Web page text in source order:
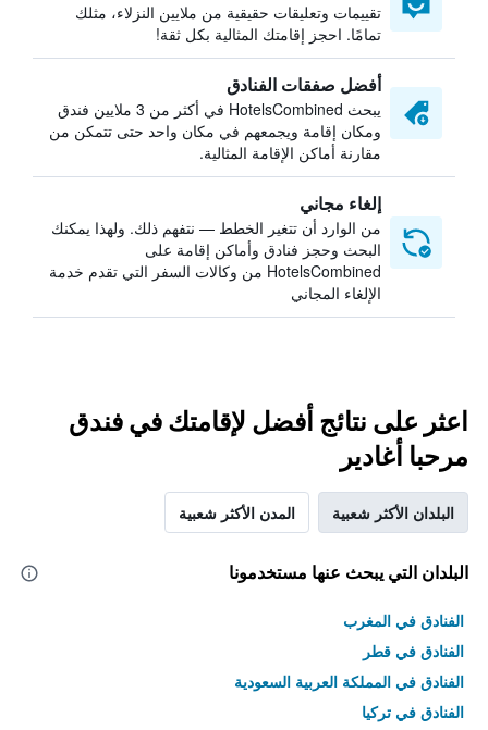
تقييمات وتعليقات حقيقية من ملايين النزلاء، مثلك
تمامًا. احجز إقامتك المثالية بكل ثقة!
أفضل صفقات الفنادق
يبحث HotelsCombined في أكثر من 3 ملايين فندق
ومكان إقامة ويجمعهم في مكان واحد حتى تتمكن من
مقارنة أماكن الإقامة المثالية.
إلغاء مجاني
من الوارد أن تتغير الخطط — نتفهم ذلك. ولهذا يمكنك
البحث وحجز فنادق وأماكن إقامة على
HotelsCombined من وكالات السفر التي تقدم خدمة
الإلغاء المجاني
اعثر على نتائج أفضل لإقامتك في فندق
مرحبا أغادير
البلدان الأكثر شعبية المدن الأكثر شعبية
البلدان التي يبحث عنها مستخدمونا
الفنادق في المغرب
الفنادق في قطر
الفنادق في المملكة العربية السعودية
الفنادق في تركيا